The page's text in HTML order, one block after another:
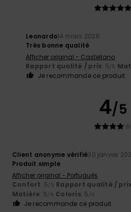
Leonardo14 mars 2026
Très bonne qualité
Afficher original - Castellano
Rapport qualité / prix: 5/5
Je recommande ce produit
4/5
Client anonyme vérifié30 janvier
Produit simple
Afficher original - Português
Confort: 5/5 Rapport qualité /
Matière: 5/5 Coloris: 5 /5
Je recommande ce produit